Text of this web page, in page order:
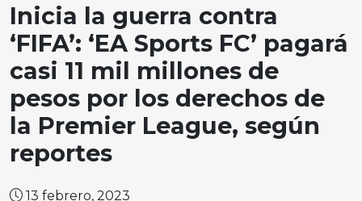
Inicia la guerra contra
‘FIFA’: ‘EA Sports FC’ pagará
casi 11 mil millones de
pesos por los derechos de
la Premier League, según
reportes
13 febrero, 2023